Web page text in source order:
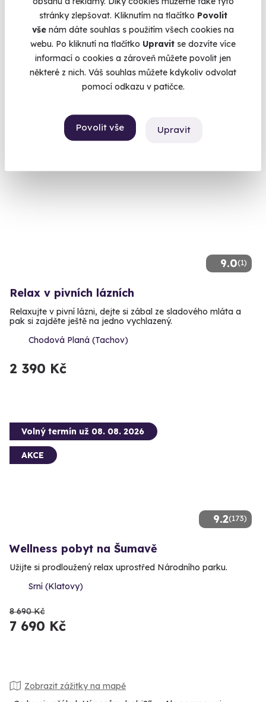
stránky zlepšovat. Kliknutím na tlačítko Povolit
vše nám dáte souhlas s použitím všech cookies na
webu. Po kliknutí na tlačítko Upravit se dozvíte více
informací o cookies a zároveň můžete povolit jen
některé z nich. Váš souhlas můžete kdykoliv odvolat
pomocí odkazu v patičce.
Povolit vše Upravit
9.6
Základní fotografický kurz
Plzeň (+ 4 další lokality)
9.0(1)
Relax v pivních lázních
Relaxujte v pivní lázni, dejte si zábal ze sladového mláta a
pak si zajděte ještě na jedno vychlazený.
Chodová Planá (Tachov)
2 390 Kč
9.2(173)
Volný termín už 08. 08. 2026
AKCE
Wellness pobyt na Šumavě
Užijte si prodloužený relax uprostřed Národního parku.
Srní (Klatovy)
8 690 Kč
7 690 Kč
Zobrazit zážitky na mapě